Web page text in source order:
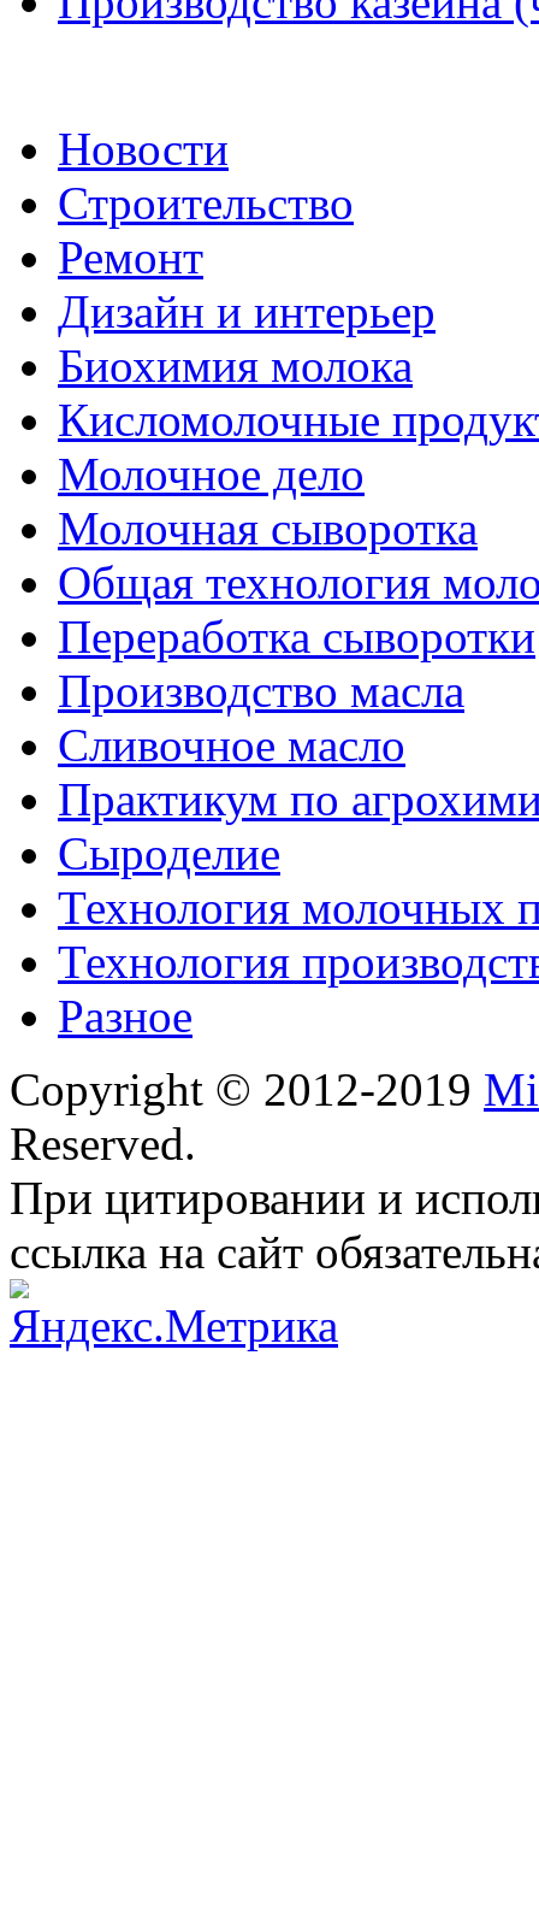
Новости
Строительство
Ремонт
Дизайн и интерьер
Биохимия молока
Кисломолочные
Молочное дело
Молочная сыворотка
Общая технология
Переработка сыворотки
Производство масла
Сливочное масло
Практикум по
Сыроделие
Технология молочных
Технология
Разное
Copyright © 2012-2019
Reserved.
При цитировании и
ссылка на сайт